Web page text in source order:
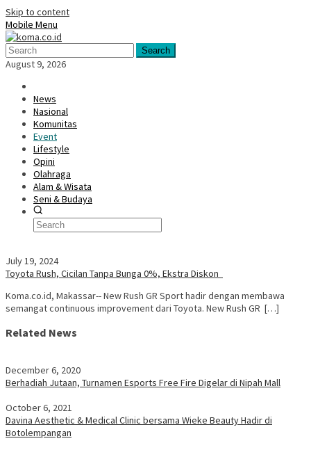
Skip to content
Mobile Menu
Search
August 9, 2026
News
Nasional
Komunitas
Event
Lifestyle
Opini
Olahraga
Alam & Wisata
Seni & Budaya
July 19, 2024
Toyota Rush, Cicilan Tanpa Bunga 0%, Ekstra Diskon
Koma.co.id, Makassar-- New Rush GR Sport hadir dengan membawa
semangat continuous improvement dari Toyota. New Rush GR […]
Related News
December 6, 2020
Berhadiah Jutaan, Turnamen Esports Free Fire Digelar di Nipah Mall
October 6, 2021
Davina Aesthetic & Medical Clinic bersama Wieke Beauty Hadir di
Botolempangan